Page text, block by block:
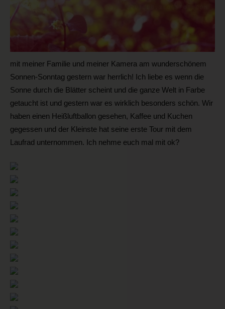
mit meiner Familie und meiner Kamera am wunderschönem
Sonnen-Sonntag gestern war herrlich! Ich liebe es wenn die
Sonne durch die Blätter scheint und die ganze Welt in Farbe
getaucht ist und gestern war es wirklich besonders schön. Wir
haben einen Heißluftballon gesehen, Kaffee und Kuchen
gegessen und der Kleinste hat seine erste Tour mit dem
Laufrad unternommen. Ich nehme euch mal mit ok?